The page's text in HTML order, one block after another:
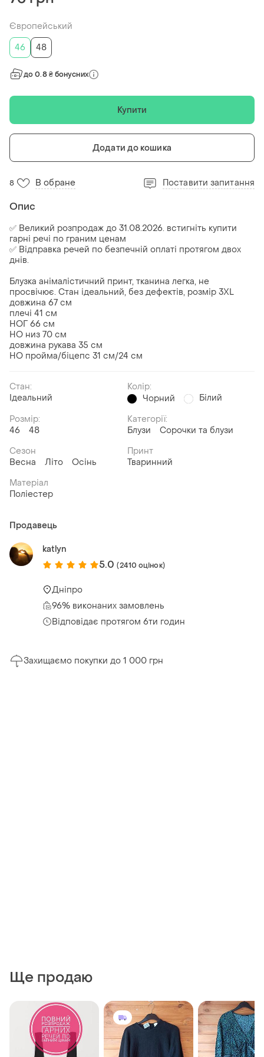
Європейський
46
48
до 0.8 ₴ бонусних
Купити
Додати до кошика
8 В обране Поставити запитання
Опис
✅ Великий розпродаж до 31.08.2026. встигніть купити
гарні речі по граним ценам
✅ Відправка речей по безпечній оплаті протягом двох
днів.
Блузка анімалістичний принт, тканина легка, не
просвічює. Стан ідеальний, без дефектів, розмір 3XL
довжина 67 см
плечі 41 см
НОГ 66 см
НО низ 70 см
довжина рукава 35 см
НО пройма/біцепс 31 см/24 см
Стан:
Ідеальний
Колір:
Чорний
Білий
Розмір:
46
48
Категорії:
Блузи
Сорочки та блузи
Сезон
Весна
Літо Осінь
Принт
Тваринний
Матеріал
Поліестер
Продавець
katlyn
5.0 (2410 оцінок)
Дніпро
96% виконаних замовлень
Відповідає протягом 6ти годин
Захищаємо покупки до 1 000 грн
Ще продаю